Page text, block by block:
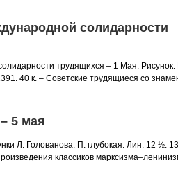
солидарности
трудящихся – 1 Мая. Рисунок.
40 к. – Советские трудящиеся со
5 мая
Л. Голованова. П. глубокая. Лин. 12 ½.
классиков